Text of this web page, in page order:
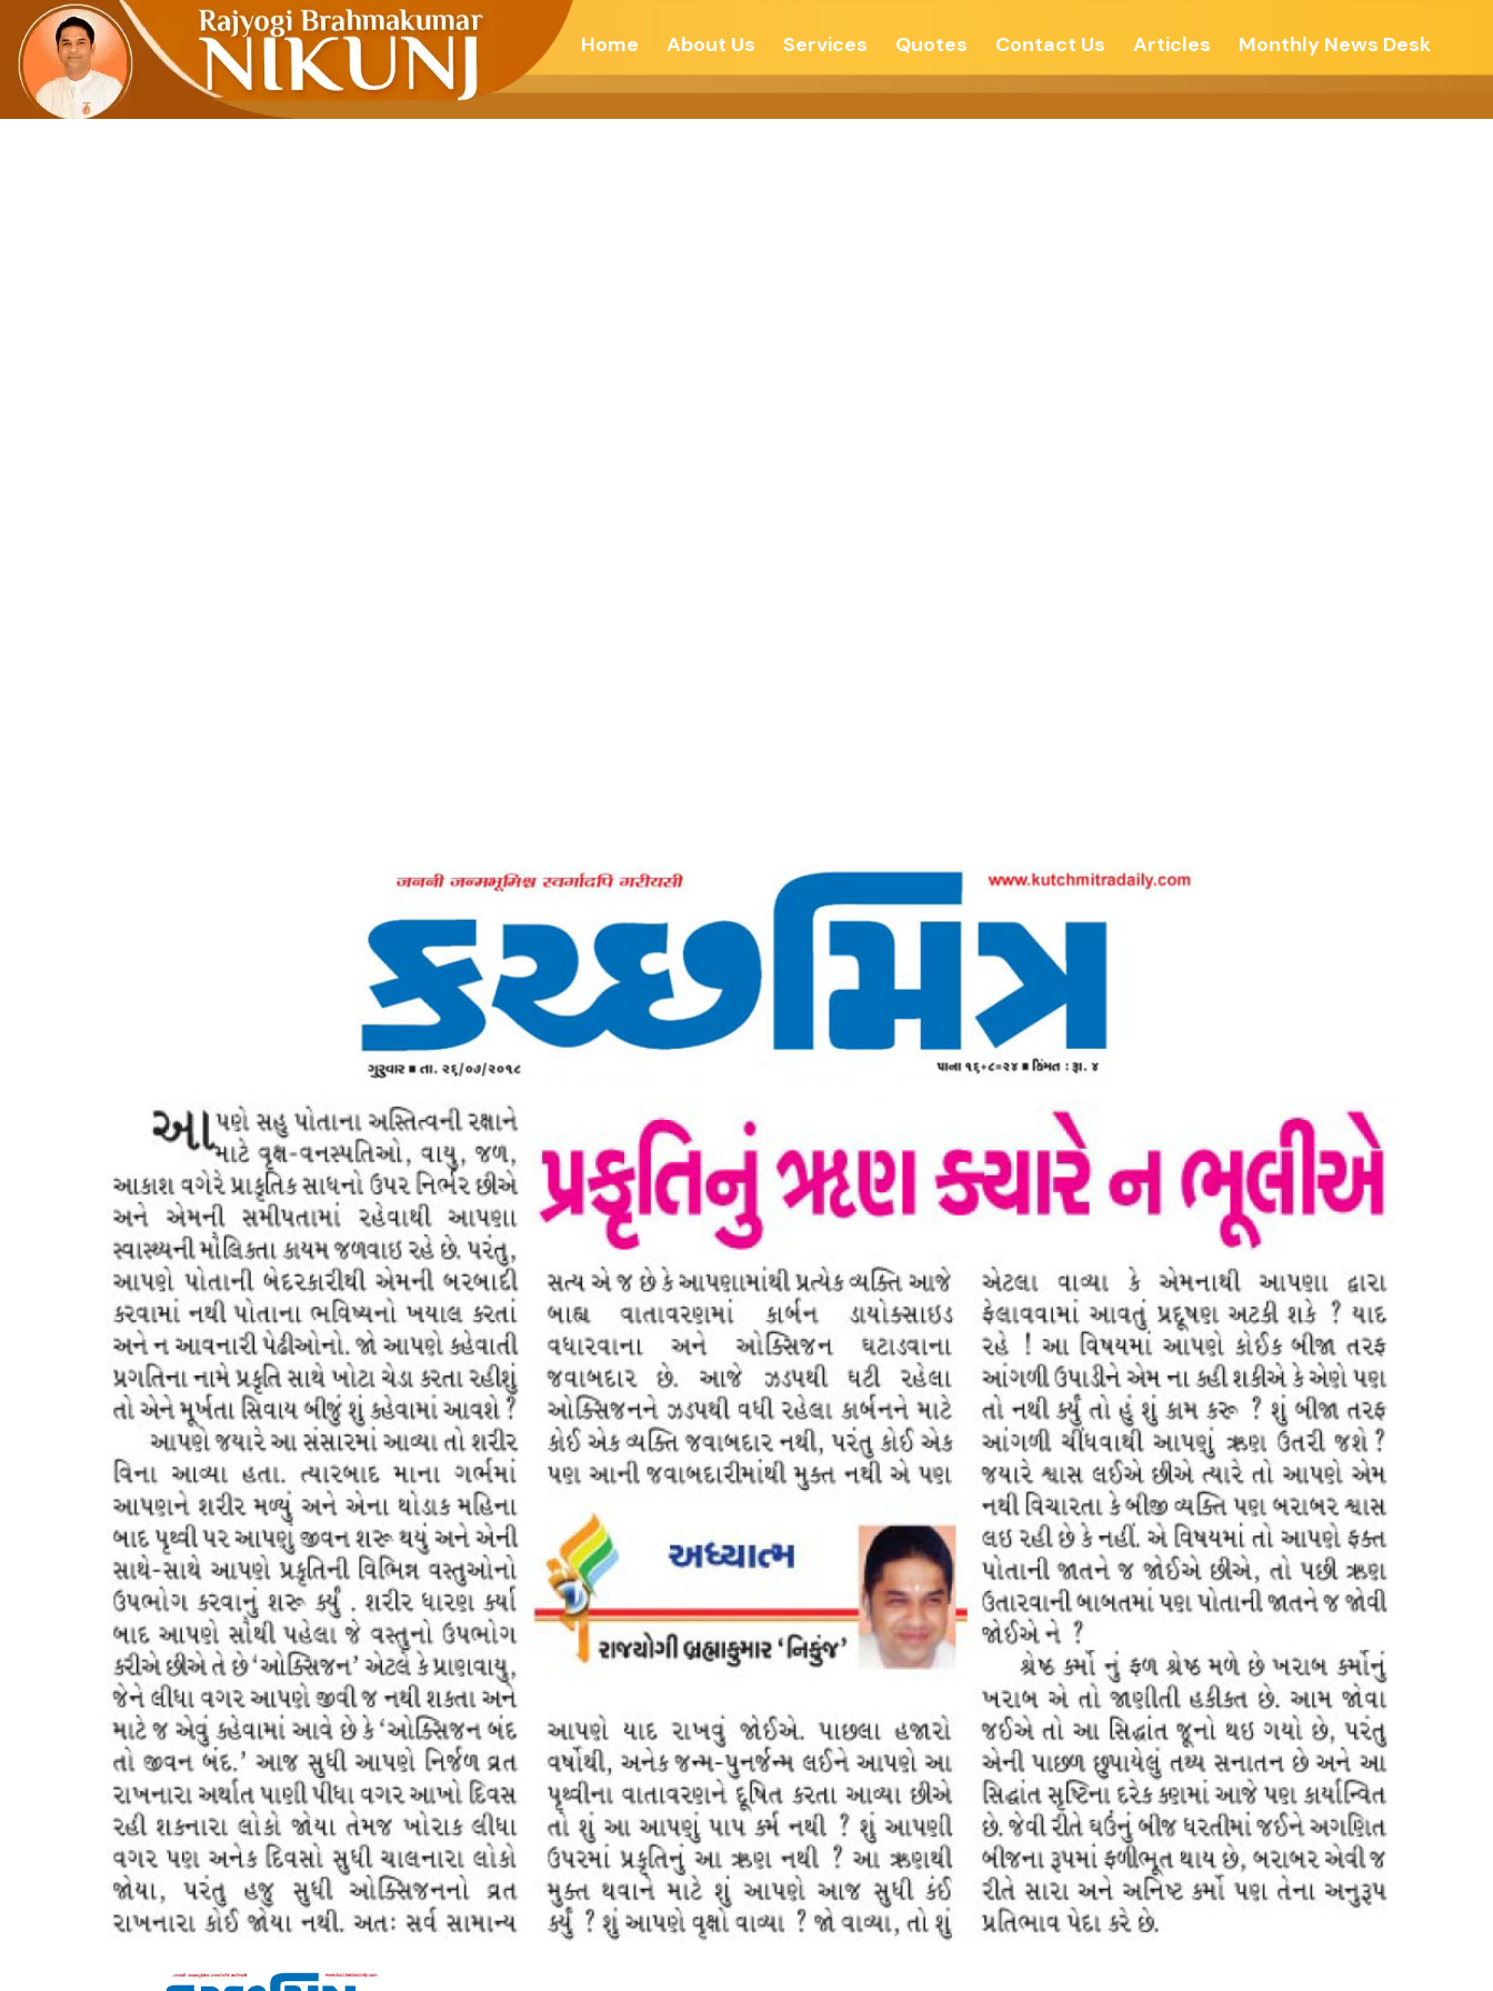
Home About Us Services Quotes Contact Us Articles Monthly News Desk